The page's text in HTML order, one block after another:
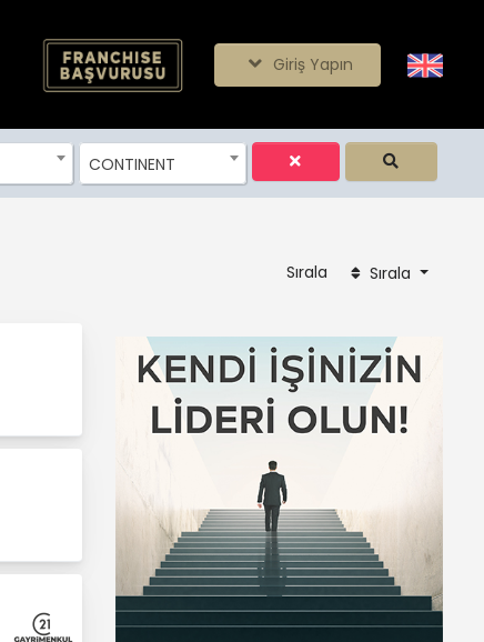
Giriş Yapın
CONTINENT
Sırala Sırala